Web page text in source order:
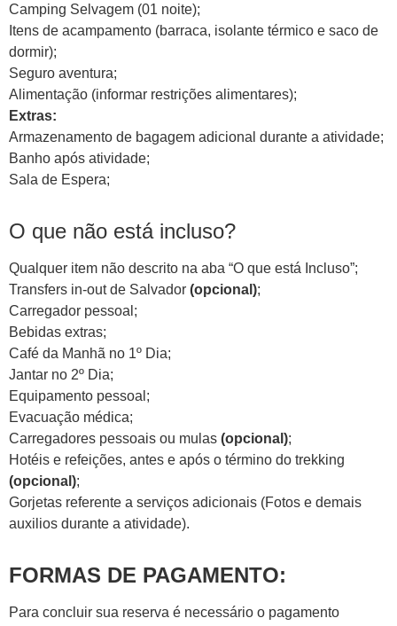
Camping Selvagem (01 noite);
Itens de acampamento (barraca, isolante térmico e saco de
dormir);
Seguro aventura;
Alimentação (informar restrições alimentares);
Extras:
Armazenamento de bagagem adicional durante a atividade;
Banho após atividade;
Sala de Espera;
O que não está incluso?
Qualquer item não descrito na aba “O que está Incluso”;
Transfers in-out de Salvador (opcional);
Carregador pessoal;
Bebidas extras;
Café da Manhã no 1º Dia;
Jantar no 2º Dia;
Equipamento pessoal;
Evacuação médica;
Carregadores pessoais ou mulas (opcional);
Hotéis e refeições, antes e após o término do trekking
(opcional);
Gorjetas referente a serviços adicionais (Fotos e demais
auxilios durante a atividade).
FORMAS DE PAGAMENTO:
Para concluir sua reserva é necessário o pagamento